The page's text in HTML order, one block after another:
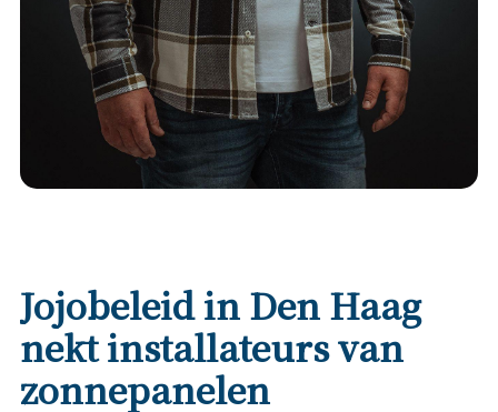
Jojobeleid in Den Haag
nekt installateurs van
zonnepanelen